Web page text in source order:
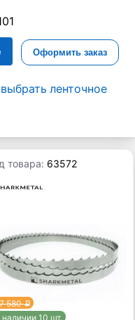
Оформить заказ
ленточное
товара: 63572
580p
наличии 10 шт.